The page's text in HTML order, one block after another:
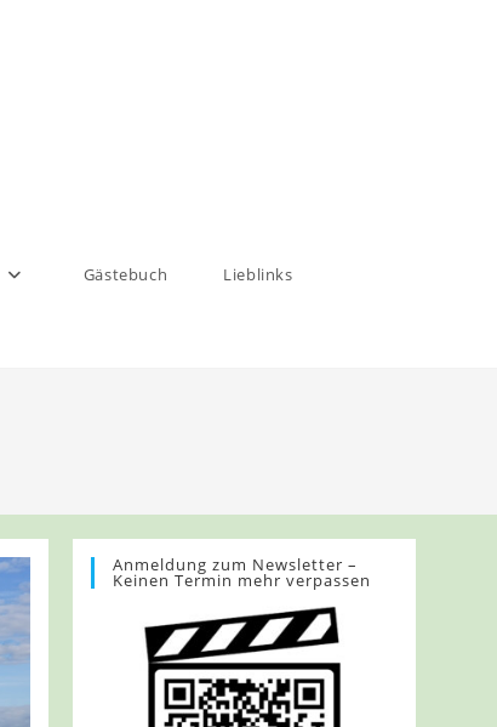
Gästebuch Lieblinks
Anmeldung zum Newsletter –
Keinen Termin mehr verpassen